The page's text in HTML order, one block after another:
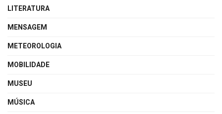
LITERATURA
MENSAGEM
METEOROLOGIA
MOBILIDADE
MUSEU
MÚSICA